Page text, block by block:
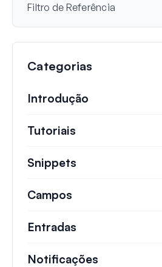
Filtro de Referência
Categorias
Introdução
Tutoriais
Snippets
Campos
Entradas
Notificações